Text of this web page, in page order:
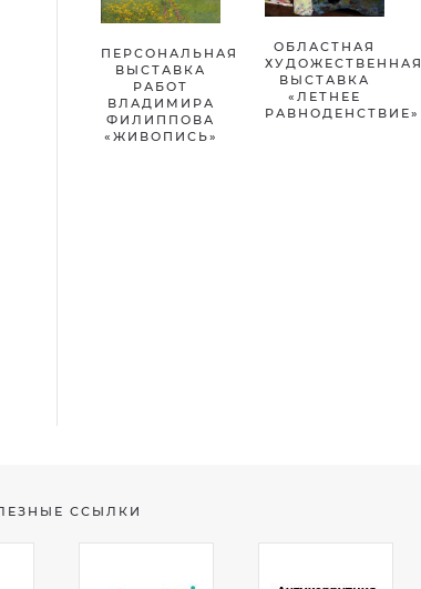
ПЕРСОНАЛЬНАЯ
ВЫСТАВКА
РАБОТ
ВЛАДИМИРА
ФИЛИППОВА
«ЖИВОПИСЬ»
ОБЛАСТНАЯ
ХУДОЖЕСТВЕННАЯ
ВЫСТАВКА
«ЛЕТНЕЕ
РАВНОДЕНСТВИЕ»
ССЫЛКИ